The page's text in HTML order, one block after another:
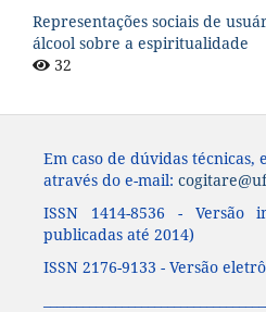
Representações sociais de
álcool sobre a espiritualidade
32
Em caso de dúvidas técnicas,
através do e-mail:
ISSN 1414-8536 - Versão
publicadas até 2014)
ISSN 2176-9133 - Versão